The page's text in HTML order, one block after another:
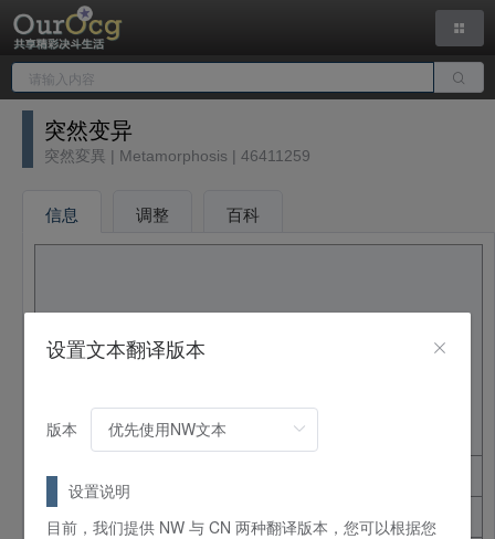
突然变异
突然変異 | Metamorphosis | 46411259
信息 调整 百科
中文名
日文名
突然変異
设置文本翻译版本
版本
设置说明
目前，我们提供 NW 与 CN 两种翻译版本，您可以根据您